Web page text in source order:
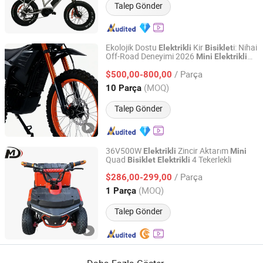
Talep Gönder
Ekolojik Dostu Elektrikli Kir Bisikleti: Nihai
Off-Road Deneyimi 2026 Mini Elektrikli
$500,00-800,00 / Parça
10 Parça (MOQ)
Talep Gönder
Houhua (Tianjin) Electric Technology Co., Ltd.
Tianjin, China Fiyat 2026
36V500W Elektrikli Zincir Aktarım Mini
Quad Bisiklet Elektrikli 4 Tekerlekli
$286,00-299,00 / Parça
1 Parça (MOQ)
Talep Gönder
YONGKANG MODOU VEHICLE CO,.LTD
Zhejiang, China Fiyat 2025